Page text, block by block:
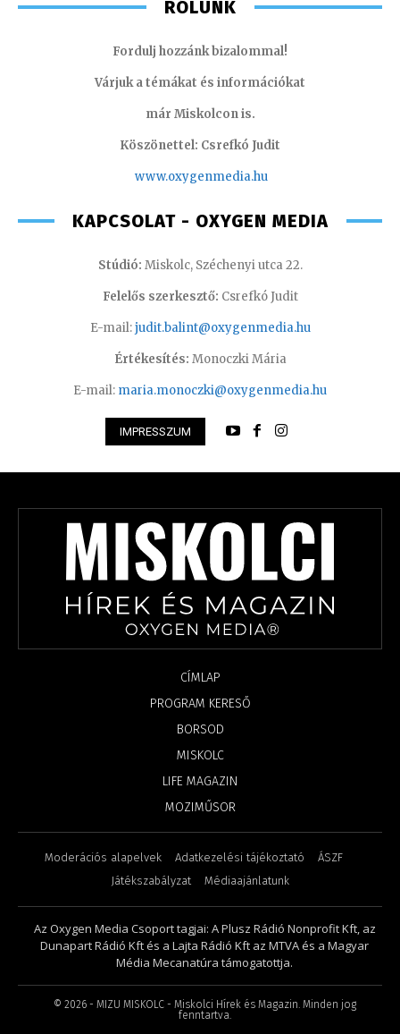
RÓLUNK
Fordulj hozzánk bizalommal!
Várjuk a témákat és információkat
már Miskolcon is.
Köszönettel: Csrefkó Judit
www.oxygenmedia.hu
KAPCSOLAT - OXYGEN MEDIA
Stúdió: Miskolc, Széchenyi utca 22.
Felelős szerkesztő: Csrefkó Judit
E-mail:judit.balint@oxygenmedia.hu
Értékesítés: Monoczki Mária
E-mail: maria.monoczki@oxygenmedia.hu
IMPRESSZUM
CÍMLAP
PROGRAM KERESŐ
BORSOD
MISKOLC
LIFE MAGAZIN
MOZIMŰSOR
Moderációs alapelvek Adatkezelési tájékoztató
ÁSZF
Játékszabályzat
Médiaajánlatunk
Az Oxygen Media Csoport tagjai: A Plusz Rádió Nonprofit Kft, az
Dunapart Rádió Kft és a Lajta Rádió Kft az MTVA és a Magyar
Média Mecanatúra támogatottja.
© 2026- MIZU MISKOLC - Miskolci Hírek és Magazin. Minden jog
fenntartva.